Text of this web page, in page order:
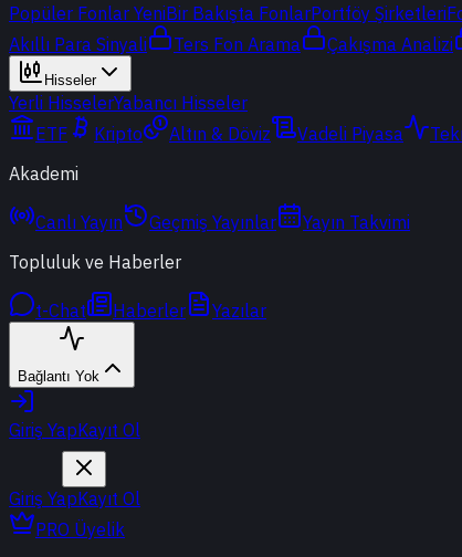
Popüler Fonlar YeniBir Bakışta FonlarPortföy Şirketleri
Akıllı Para Sinyali
Ters Fon Arama Çakışma Analizi
Hisseler
Yerli HisselerYabancı Hisseler
ETF
Kripto Altın & Döviz Vadeli Piyasa
Akademi
Canlı Yayın Geçmiş Yayınlar
Yayın Takvimi
Topluluk ve Haberler
t-Chat Haberler Yazılar
Bağlantı Yok
Giriş YapKayıt Ol
Giriş YapKayıt Ol
PRO Üyelik